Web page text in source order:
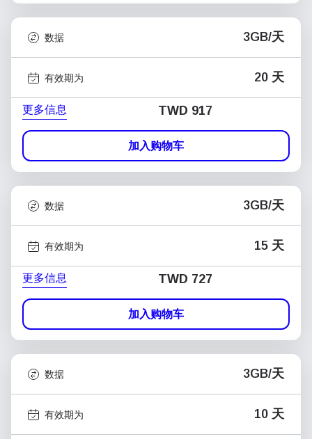
数据 3GB/天
有效期为 20 天
更多信息 TWD 917
加入购物车
数据 3GB/天
有效期为 15 天
更多信息 TWD 727
加入购物车
数据 3GB/天
有效期为 10 天